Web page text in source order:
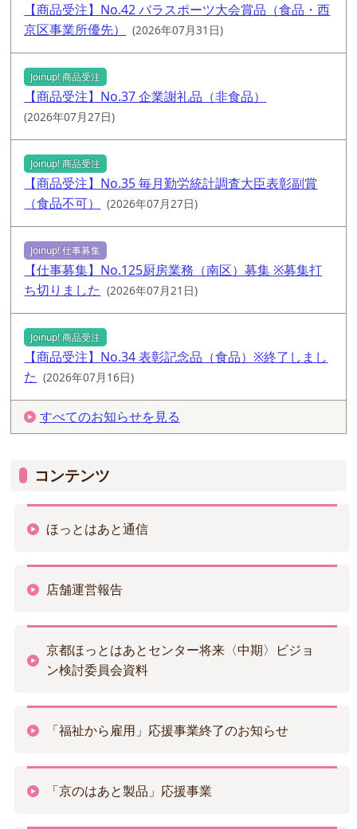
【商品受注】No.42 パラスポーツ大会賞品（食品・西
京区事業所優先）
(2026年07月31日)
Joinup! 商品受注
【商品受注】No.37 企業謝礼品（非食品）
(2026年07月27日)
Joinup! 商品受注
【商品受注】No.35 毎月勤労統計調査大臣表彰副賞
（食品不可）
(2026年07月27日)
Joinup! 仕事募集
【仕事募集】No.125厨房業務（南区）募集 ※募集打
ち切りました (2026年07月21日)
Joinup! 商品受注
【商品受注】No.34 表彰記念品（食品）※終了しまし
た (2026年07月16日)
すべてのお知らせを見る
コンテンツ
ほっとはあと通信
店舗運営報告
京都ほっとはあとセンター将来〈中期〉ビジョ
ン検討委員会資料
「福祉から雇用」応援事業終了のお知らせ
「京のはあと製品」応援事業